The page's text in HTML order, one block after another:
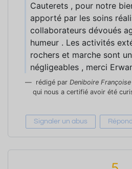
Cauterets , pour notre
apporté par les soins
collaborateurs dévoués
humeur . Les activités
rochers et marche sont
négligeables , merci
rédigé par Deniboire
qui nous a certifié avoir été
Signaler un abus